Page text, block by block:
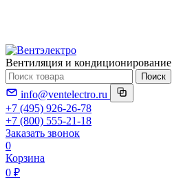
Вентиляция и кондиционирование
Поиск
info@ventelectro.ru
+7 (495) 926-26-78
+7 (800) 555-21-18
Заказать звонок
0
Корзина
0 ₽